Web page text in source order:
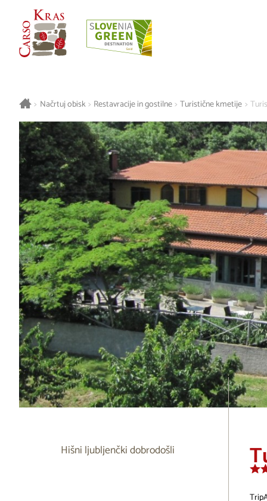
> Načrtuj obisk > Restavracije in gostilne > Turistične kmetije >
Hišni ljubljenčki dobrodošli